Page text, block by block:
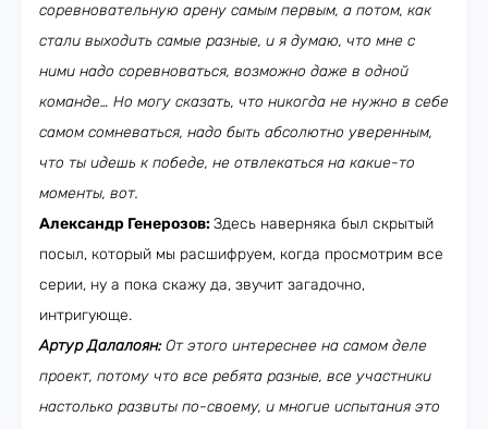
соревновательную арену самым первым, а потом, как
стали выходить самые разные, и я думаю, что мне с
ними надо соревноваться, возможно даже в одной
команде… Но могу сказать, что никогда не нужно в себе
самом сомневаться, надо быть абсолютно уверенным,
что ты идешь к победе, не отвлекаться на какие-то
моменты, вот.
Александр Генерозов:Здесь наверняка был скрытый
посыл, который мы расшифруем, когда просмотрим все
серии, ну а пока скажу да, звучит загадочно,
интригующе.
Артур Далалоян:От этого интереснее на самом деле
проект, потому что все ребята разные, все участники
настолько развиты по-своему, и многие испытания это